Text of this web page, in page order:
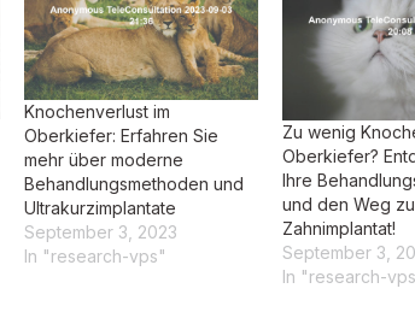
Knochenverlust im
Oberkiefer: Erfahren Sie
mehr über moderne
Behandlungsmethoden und
Ultrakurzimplantate
September 3, 2023
In "research-vps"
Zu wenig
Oberkiefer?
Ihre
und den Weg
Zahnimplantat!
September 3,
In "research-